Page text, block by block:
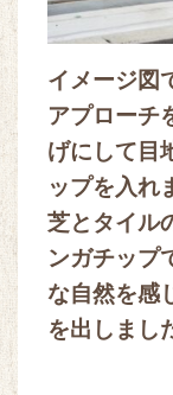
イメージ図
アプローチ
げにして目
ップを入れ
芝とタイル
ンガチップ
な自然を感
を出しまし